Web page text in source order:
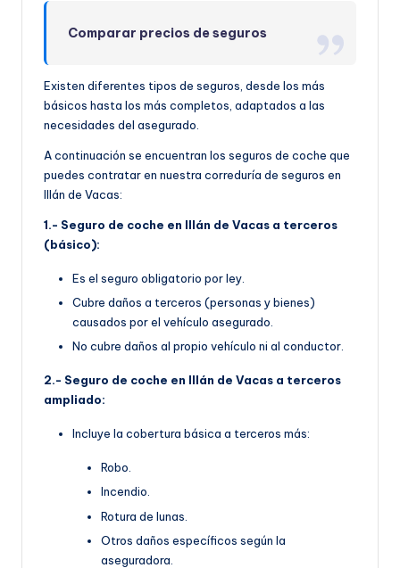
Comparar precios de seguros
Existen diferentes tipos de seguros, desde los más
básicos hasta los más completos, adaptados a las
necesidades del asegurado.
A continuación se encuentran los seguros de coche que
puedes contratar en nuestra correduría de seguros en
Illán de Vacas:
1.- Seguro de coche en Illán de Vacas a terceros
(básico):
Es el seguro obligatorio por ley.
Cubre daños a terceros (personas y bienes)
causados por el vehículo asegurado.
No cubre daños al propio vehículo ni al conductor.
2.- Seguro de coche en Illán de Vacas a terceros
ampliado:
Incluye la cobertura básica a terceros más:
Robo.
Incendio.
Rotura de lunas.
Otros daños específicos según la
aseguradora.